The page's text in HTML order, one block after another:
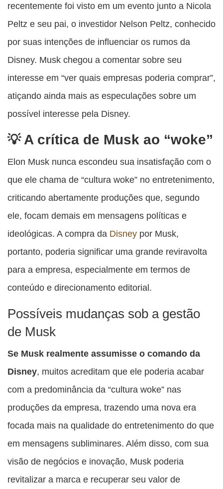
recentemente foi visto em um evento junto a Nicola
Peltz e seu pai, o investidor Nelson Peltz, conhecido
por suas intenções de influenciar os rumos da
Disney. Musk chegou a comentar sobre seu
interesse em “ver quais empresas poderia comprar”,
atiçando ainda mais as especulações sobre um
possível interesse pela Disney.
A crítica de Musk ao “woke”
Elon Musk nunca escondeu sua insatisfação com o
que ele chama de “cultura woke” no entretenimento,
criticando abertamente produções que, segundo
ele, focam demais em mensagens políticas e
ideológicas. A compra da Disney por Musk,
portanto, poderia significar uma grande reviravolta
para a empresa, especialmente em termos de
conteúdo e direcionamento editorial.
Possíveis mudanças sob a gestão
de Musk
Se Musk realmente assumisse o comando da
Disney, muitos acreditam que ele poderia acabar
com a predominância da “cultura woke” nas
produções da empresa, trazendo uma nova era
focada mais na qualidade do entretenimento do que
em mensagens subliminares. Além disso, com sua
visão de negócios e inovação, Musk poderia
revitalizar a marca e recuperar seu valor de